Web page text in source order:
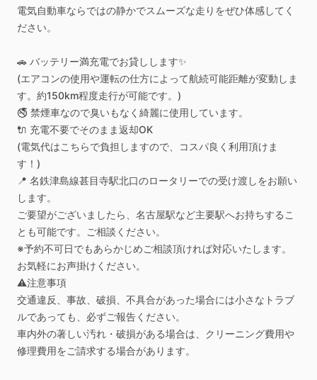
電気自動車ならではの静かでスムーズな走りをぜひ体感してく
ださい。
🚗 バッテリー満充電でお貸しします✨
(エアコンの使用や運転の仕方によって航続可能距離が変動しま
す。約150km程度走行が可能です。)
🚭 禁煙車なので臭いもなく綺麗に使用しています。
🔌 充電不要でそのまま返却OK
(電気代はこちらで負担しますので、コスパ良く利用頂けま
す！)
📍 名鉄津島線甚目寺駅北口のロータリーでの受け渡しをお願い
します。
ご要望がございましたら、名古屋駅など主要駅へお持ちするこ
とも可能です。ご相談ください。
※予約不可日でもあらかじめご相談頂ければ対応いたします。
お気軽にお声掛けください。
⚠️注意事項
交通違反、事故、破損、不具合があった場合には小さなトラブ
ルであっても、必ずご報告ください。
車内外の著しい汚れ・破損がある場合は、クリーニング費用や
修理費用をご請求する場合があります。